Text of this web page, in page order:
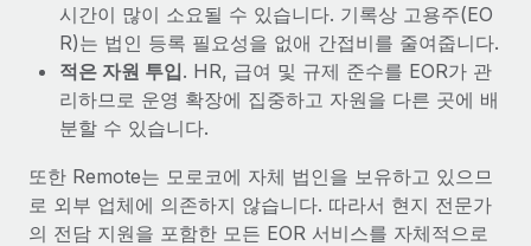
시간이 많이 소요될 수 있습니다. 기록상 고용주(EO
R)는 법인 등록 필요성을 없애 간접비를 줄여줍니다.
적은 자원 투입. HR, 급여 및 규제 준수를 EOR가 관
리하므로 운영 확장에 집중하고 자원을 다른 곳에 배
분할 수 있습니다.
또한 Remote는 모로코에 자체 법인을 보유하고 있으므
로 외부 업체에 의존하지 않습니다. 따라서 현지 전문가
의 전담 지원을 포함한 모든 EOR 서비스를 자체적으로